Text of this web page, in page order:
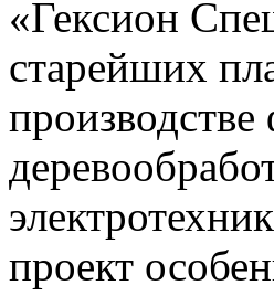
«Гексион
старейших
проект